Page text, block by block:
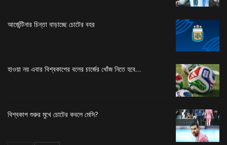
আর্জেন্টিনার চিন্তা বাড়াচ্ছে চোটের বহর
হাওয়া নয় এবার বিশ্বকাপের বলের চার্জের খোঁজ নিতে হবে…
বিশ্বকাপ শুরুর মুখে চোটের কবলে মেসি?